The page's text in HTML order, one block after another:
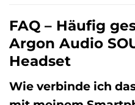
FAQ – Häufig
Argon Audio
Headset
Wie verbinde ich